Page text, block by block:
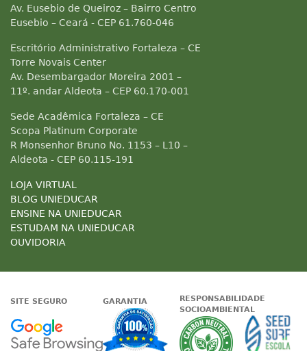
Av. Eusebio de Queiroz – Bairro Centro
Eusebio – Ceará - CEP 61.760-046
Escritório Administrativo Fortaleza – CE
Torre Novais Center
Av. Desembargador Moreira 2001 –
11º. andar Aldeota – CEP 60.170-001
Sede Acadêmica Fortaleza – CE
Scopa Platinum Corporate
R Monsenhor Bruno No. 1153 – L10 –
Aldeota - CEP 60.115-191
LOJA VIRTUAL
BLOG UNIEDUCAR
ENSINE NA UNIEDUCAR
ESTUDAM NA UNIEDUCAR
OUVIDORIA
SITE SEGURO
Google - Status do site no
GARANTIA
Garantia de
RESPONSABILIDADE
SOCIOAMBIENTAL
A